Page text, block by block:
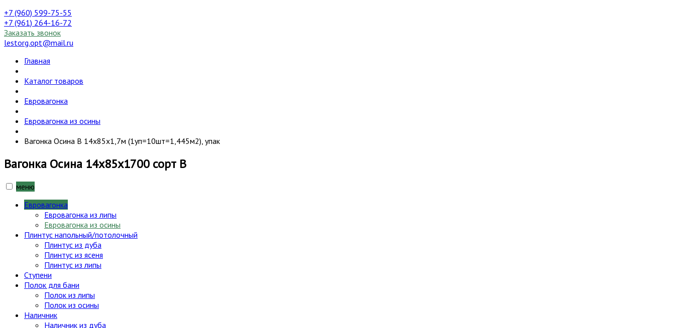
+7 (960) 599-75-55
+7 (961) 264-16-72
Заказать звонок
lestorg.opt@mail.ru
Главная
Каталог товаров
Евровагонка
Евровагонка из осины
Вагонка Осина В 14х85х1,7м (1уп=10шт=1,445м2), упак
Вагонка Осина 14х85х1700 сорт В
меню
Евровагонка
Евровагонка из липы
Евровагонка из осины
Плинтус напольный/потолочный
Плинтус из дуба
Плинтус из ясеня
Плинтус из липы
Ступени
Полок для бани
Полок из липы
Полок из осины
Наличник
Наличник из дуба